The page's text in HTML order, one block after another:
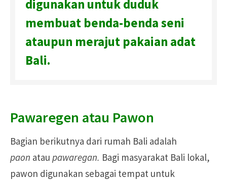
digunakan untuk duduk
membuat benda-benda seni
ataupun merajut pakaian adat
Bali.
Pawaregen atau Pawon
Bagian berikutnya dari rumah Bali adalah
paon atau pawaregan. Bagi masyarakat Bali lokal,
pawon digunakan sebagai tempat untuk